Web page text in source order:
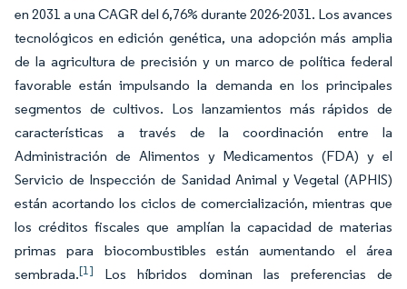
en 2031 a una CAGR del 6,76% durante 2026-2031. Los avances
tecnológicos en edición genética, una adopción más amplia
de la agricultura de precisión y un marco de política federal
favorable están impulsando la demanda en los principales
segmentos de cultivos. Los lanzamientos más rápidos de
características a través de la coordinación entre la
Administración de Alimentos y Medicamentos (FDA) y el
Servicio de Inspección de Sanidad Animal y Vegetal (APHIS)
están acortando los ciclos de comercialización, mientras que
los créditos fiscales que amplían la capacidad de materias
primas para biocombustibles están aumentando el área
sembrada.[1]
Los híbridos dominan las preferencias de